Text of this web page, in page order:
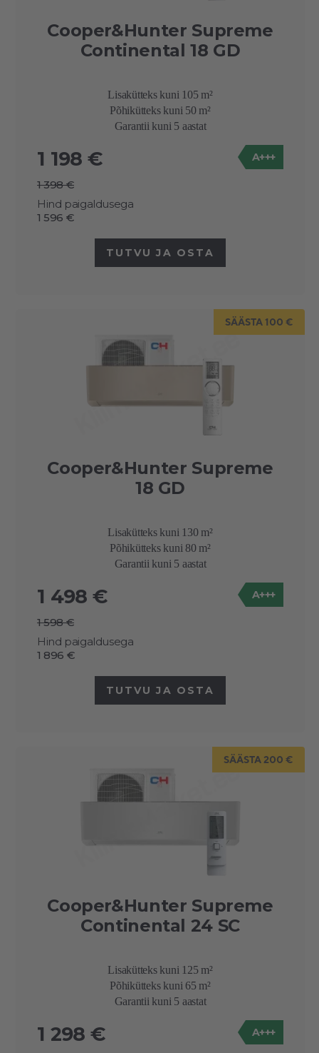
Cooper&Hunter Supreme
Continental 18 GD
Lisakütteks kuni 105 m²
Põhikütteks kuni 50 m²
Garantii kuni 5 aastat
1 198 €
1 398 €
Hind paigaldusega
1 596 €
A+++
TUTVU JA OSTA
SÄÄSTA 100 €
Cooper&Hunter Supreme
18 GD
Lisakütteks kuni 130 m²
Põhikütteks kuni 80 m²
Garantii kuni 5 aastat
1 498 €
1 598 €
Hind paigaldusega
1 896 €
A+++
TUTVU JA OSTA
SÄÄSTA 200 €
Cooper&Hunter Supreme
Continental 24 SC
Lisakütteks kuni 125 m²
Põhikütteks kuni 65 m²
Garantii kuni 5 aastat
1 298 € A+++